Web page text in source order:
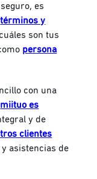
es
términos y
son tus
persona
con una
miituo es
y de
clientes
asistencias de